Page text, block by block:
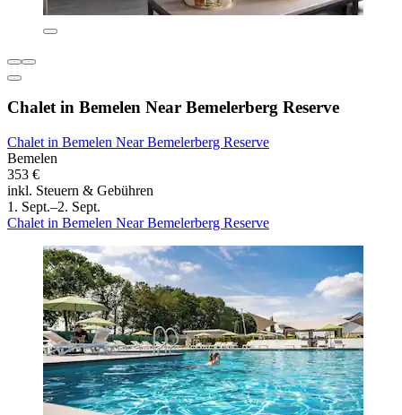
Chalet in Bemelen Near Bemelerberg Reserve
Chalet in Bemelen Near Bemelerberg Reserve
Bemelen
353 €
inkl. Steuern & Gebühren
1. Sept.–2. Sept.
Chalet in Bemelen Near Bemelerberg Reserve